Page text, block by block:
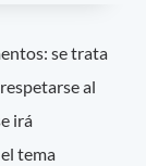
se trata
al
irá
tema